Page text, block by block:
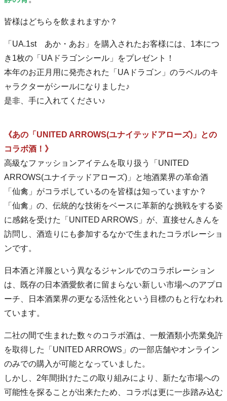
皆様はどちらを飲まれますか？
「UA.1st あか・あお」を購入されたお客様には、1本につ
き1枚の「UAドラゴンシール」をプレゼント！
本年のお正月用に発売された「UAドラゴン」のラベルのキ
ャラクターがシールになりました♪
是非、手に入れてください♪
《あの「UNITED ARROWS(ユナイテッドアローズ)」との
コラボ酒！》
高級なファッションアイテムを取り扱う「UNITED
ARROWS(ユナイテッドアローズ)」と地酒業界の革命酒
「仙禽」がコラボしているのを皆様は知っていますか？
「仙禽」の、伝統的な技術をベースに革新的な挑戦をする姿
に感銘を受けた「UNITED ARROWS」が、直接せんきんを
訪問し、酒造りにも参加するなかで生まれたコラボレーショ
ンです。
日本酒と洋服という異なるジャンルでのコラボレーション
は、既存の日本酒愛飲者に留まらない新しい市場へのアプロ
ーチ、日本酒業界の更なる活性化という目標のもと行なわれ
ています。
二社の間で生まれた数々のコラボ酒は、一般酒類小売業免許
を取得した「UNITED ARROWS」の一部店舗やオンライン
のみでの購入が可能となっていました。
しかし、2年間掛けたこの取り組みにより、新たな市場への
可能性を探ることが出来たため、コラボは更に一歩踏み込む